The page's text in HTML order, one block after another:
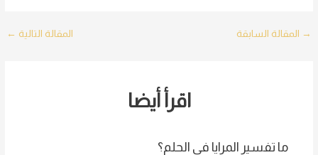
Post
→ المقالة السابقة المقالة التالية ←
اقرأ أيضا
ما تفسير المرايا في الحلم؟